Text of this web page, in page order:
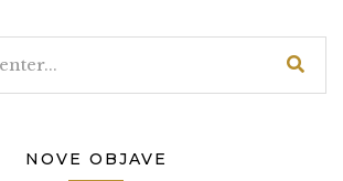
NOVE OBJAVE